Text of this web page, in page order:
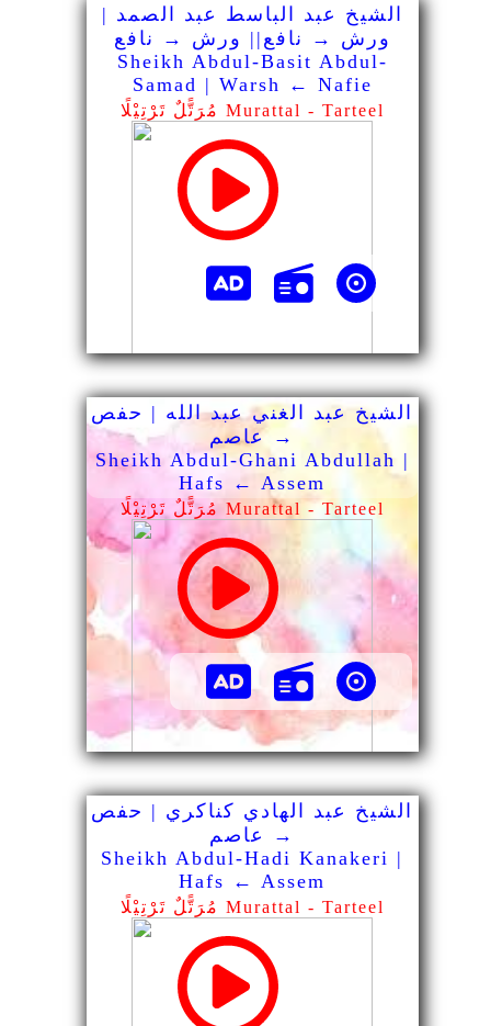
الشيخ عبد الباسط عبد الصمد |
ورش → نافع|| ورش → نافع
Sheikh Abdul-Basit Abdul-
Samad | Warsh ← Nafie
مُرَتًّلٌ تَرْتِيْلًا Murattal - Tarteel
الشيخ عبد الغني عبد الله | حفص
→ عاصم
Sheikh Abdul-Ghani Abdullah |
Hafs ← Assem
مُرَتًّلٌ تَرْتِيْلًا Murattal - Tarteel
الشيخ عبد الهادي كناكري | حفص
→ عاصم
Sheikh Abdul-Hadi Kanakeri |
Hafs ← Assem
مُرَتًّلٌ تَرْتِيْلًا Murattal - Tarteel